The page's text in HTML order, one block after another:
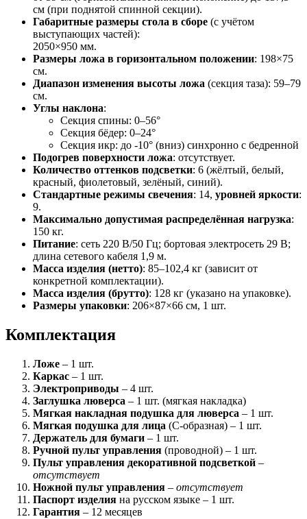
см (при поднятой спинной секции).
Габаритные размеры стола в сборе (с учётом
выступающих частей):
2050×950 мм.
Размеры ложа в горизонтальном положении: 198×75
см.
Диапазон изменения высоты ложа (секция таза): 59–79
см.
Углы наклона:
Секция спины: 0–56°
Секция бёдер: 0–24°
Секция икр: до -10° (вниз) синхронно с бедренной
Подогрев поверхности ложа: отсутствует.
Количество оттенков подсветки: 6 (жёлтый, белый,
красный, фиолетовый, зелёный, синий).
Стандартные режимы свечения: 14, уровней яркости:
9.
Максимально допустимая распределённая нагрузка:
150 кг.
Питание: сеть 220 В/50 Гц; бортовая электросеть 29 В;
длина сетевого кабеля 1,9 м.
Масса изделия (нетто): 85–102,4 кг (зависит от
конкретной комплектации).
Масса изделия (брутто): 128 кг (указано на упаковке).
Размеры упаковки: 206×87×66 см, 1 шт.
Комплектация
Ложе – 1 шт.
Каркас – 1 шт.
Электроприводы – 4 шт.
Заглушка люверса – 1 шт. (мягкая накладка)
Мягкая накладная подушка для люверса – 1 шт.
Мягкая подушка для лица (C-образная) – 1 шт.
Держатель для бумаги – 1 шт.
Ручной пульт управления (проводной) – 1 шт.
Пульт управления декоративной подсветкой –
отсутствует
Ножной пульт управления – отсутствует
Паспорт изделия на русском языке – 1 шт.
Гарантия – 12 месяцев